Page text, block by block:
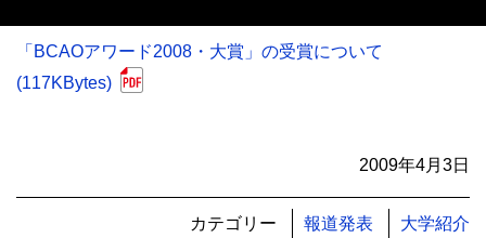
「BCAOアワード2008・大賞」の受賞について
(117KBytes)
2009年4月3日
カテゴリー 報道発表 大学紹介